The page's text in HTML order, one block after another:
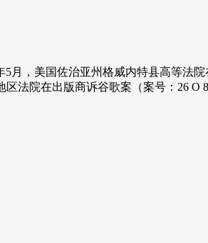
，美国佐治亚州格威内特县高等法
法院在出版商诉谷歌案（案号：26